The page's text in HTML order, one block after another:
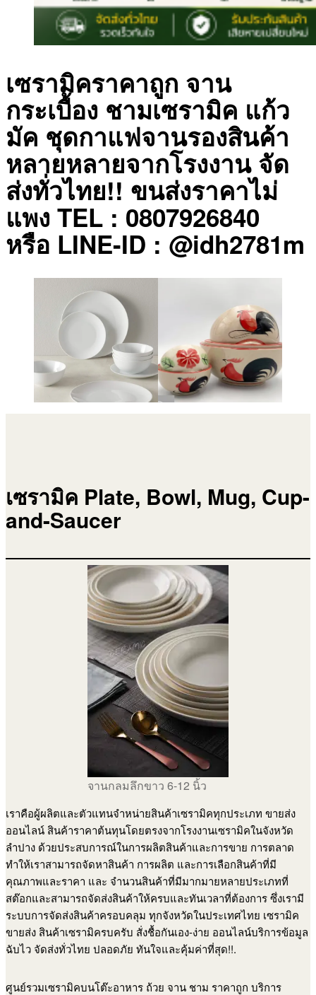
เซรามิคราคาถูก จาน
กระเบื้อง ชามเซรามิค แก้ว
มัค ชุดกาแฟจานรองสินค้า
หลายหลายจากโรงงาน จัด
ส่งทั่วไทย!! ขนส่งราคาไม่
แพง TEL : 0807926840
หรือ LINE-ID : @idh2781m
เซรามิค Plate, Bowl, Mug, Cup-
and-Saucer
จานกลมลึกขาว 6-12 นิ้ว
เราคือผู้ผลิตและตัวแทนจำหน่ายสินค้าเซรามิคทุกประเภท ขายส่ง
ออนไลน์ สินค้าราคาต้นทุนโดยตรงจากโรงงานเซรามิคในจังหวัด
ลำปาง ด้วยประสบการณ์ในการผลิตสินค้าและการขาย การตลาด
ทำให้เราสามารถจัดหาสินค้า การผลิต และการเลือกสินค้าที่มี
คุณภาพและราคา และ จำนวนสินค้าที่มีมากมายหลายประเภทที่
สต๊อกและสามารถจัดส่งสินค้าให้ครบและทันเวลาที่ต้องการ ซึ่งเรามี
ระบบการจัดส่งสินค้าครอบคลุม ทุกจังหวัดในประเทศไทย เซรามิค
ขายส่ง สินค้าเซรามิครบครับ สั่งชื้อกันเอง-ง่าย ออนไลน์บริการข้อมูล
ฉับไว จัดส่งทั่วไทย ปลอดภัย ทันใจและคุ้มค่าที่สุด!!.
ศูนย์รวมเซรามิคบนโต๊ะอาหาร ถ้วย จาน ชาม ราคาถูก บริการ